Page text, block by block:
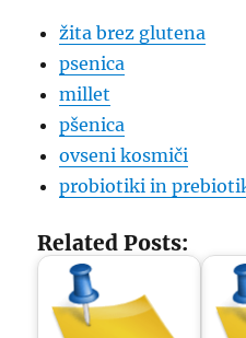
žita brez glutena
psenica
millet
pšenica
ovseni kosmiči
probiotiki in
Related Posts: